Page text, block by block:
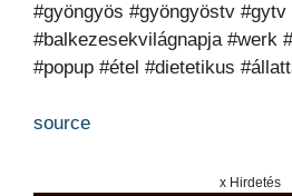
#gyöngyös #gyöngyöstv #gytv
#balkezesekvilágnapja #werk
#popup #étel #dietetikus
source
x Hirdetés